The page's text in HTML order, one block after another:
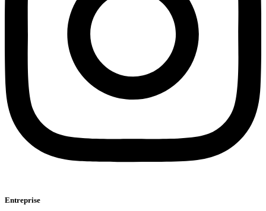
Entreprise